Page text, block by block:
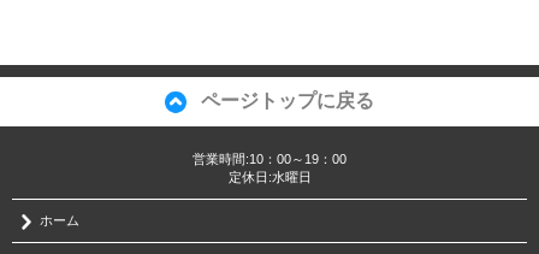
ページトップに戻る
営業時間:10：00～19：00
定休日:水曜日
ホーム